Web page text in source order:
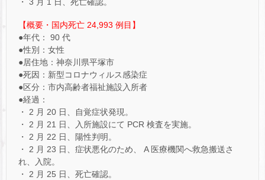
【概要・国内死亡 24,993 例目】
●年代： 90 代
●性別：女性
●居住地：神奈川県平塚市
●死因：新型コロナウィルス感染症
●区分：市内高齢者福祉施設入所者
●経過：
・ 2 月 20 日、自覚症状発現。
・ 2 月 21 日、入所施設にて PCR 検査を実施。
・ 2 月 22 日、陽性判明。
・ 2 月 23 日、症状悪化のため、 A 医療機関へ救急搬送さ
れ、入院。
・ 2 月 25 日、死亡確認。